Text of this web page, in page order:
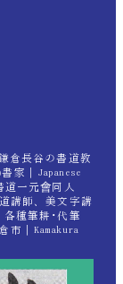
倉長谷の書道教
書家｜Japanese
道一元會同人
講師、美文字講
種筆耕･代筆
市｜Kamakura